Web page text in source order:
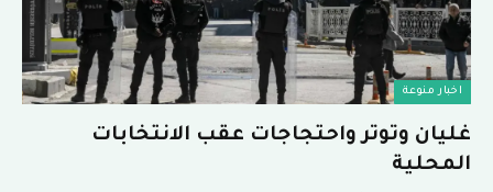
اخبار منوعة
غليان وتوتر واحتجاجات عقب الانتخابات
المحلية